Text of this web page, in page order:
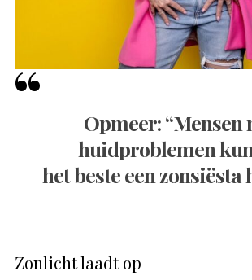
Opmeer: “Mensen
huidproblemen
het beste een zonsiësta
Zonlicht laadt op